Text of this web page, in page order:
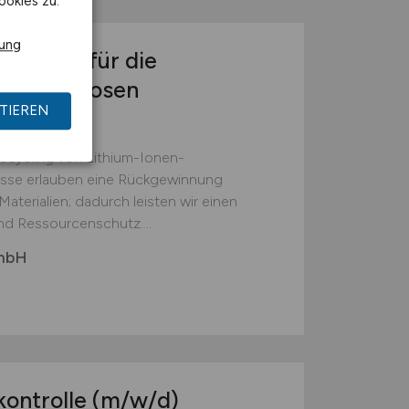
m/d)
für die
von Lithium-Ionen-
erlauben eine Rückgewinnung
dadurch leisten wir einen
Ressourcenschutz....
(m/w/d)